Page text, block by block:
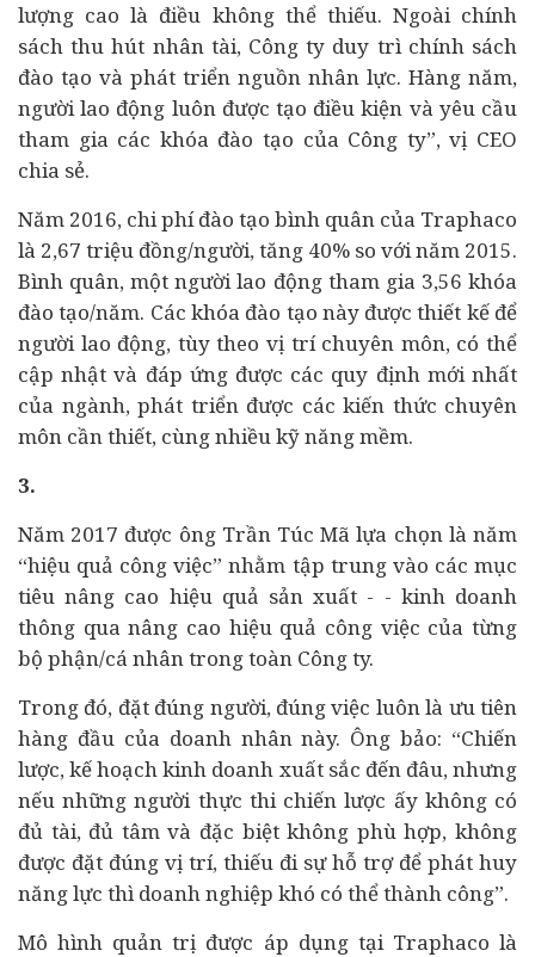
lượng cao là điều không thể thiếu. Ngoài chính
sách thu hút nhân tài, Công ty duy trì chính sách
đào tạo và phát triển nguồn nhân lực. Hàng năm,
người lao động luôn được tạo điều kiện và yêu cầu
tham gia các khóa đào tạo của Công ty”, vị CEO
chia sẻ.
Năm 2016, chi phí đào tạo bình quân của Traphaco
là 2,67 triệu đồng/người, tăng 40% so với năm 2015.
Bình quân, một người lao động tham gia 3,56 khóa
đào tạo/năm. Các khóa đào tạo này được thiết kế để
người lao động, tùy theo vị trí chuyên môn, có thể
cập nhật và đáp ứng được các quy định mới nhất
của ngành, phát triển được các kiến thức chuyên
môn cần thiết, cùng nhiều kỹ năng mềm.
3.
Năm 2017 được ông Trần Túc Mã lựa chọn là năm
“hiệu quả công việc” nhằm tập trung vào các mục
tiêu nâng cao hiệu quả sản xuất - - kinh doanh
thông qua nâng cao hiệu quả công việc của từng
bộ phận/cá nhân trong toàn Công ty.
Trong đó, đặt đúng người, đúng việc luôn là ưu tiên
hàng đầu của doanh nhân này. Ông bảo: “Chiến
lược, kế hoạch kinh doanh xuất sắc đến đâu, nhưng
nếu những người thực thi chiến lược ấy không có
đủ tài, đủ tâm và đặc biệt không phù hợp, không
được đặt đúng vị trí, thiếu đi sự hỗ trợ để phát huy
năng lực thì doanh nghiệp khó có thể thành công”.
Mô hình quản trị được áp dụng tại Traphaco là